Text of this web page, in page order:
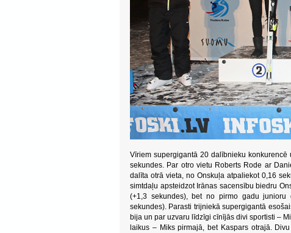
Vīriem supergigantā 20 dalībnieku
sekundes. Par otro vietu Roberts Rode ar
dalīta otrā vieta, no Onskuļa atpaliekot 0,16
simtdaļu apsteidzot Irānas sacensību biedru
(+1,3 sekundes), bet no pirmo gadu junioru
sekundes). Parasti trijniekā supergigantā
bija un par uzvaru līdzīgi cīnījās divi sportisti –
laikus – Miks pirmajā, bet Kaspars otrajā.